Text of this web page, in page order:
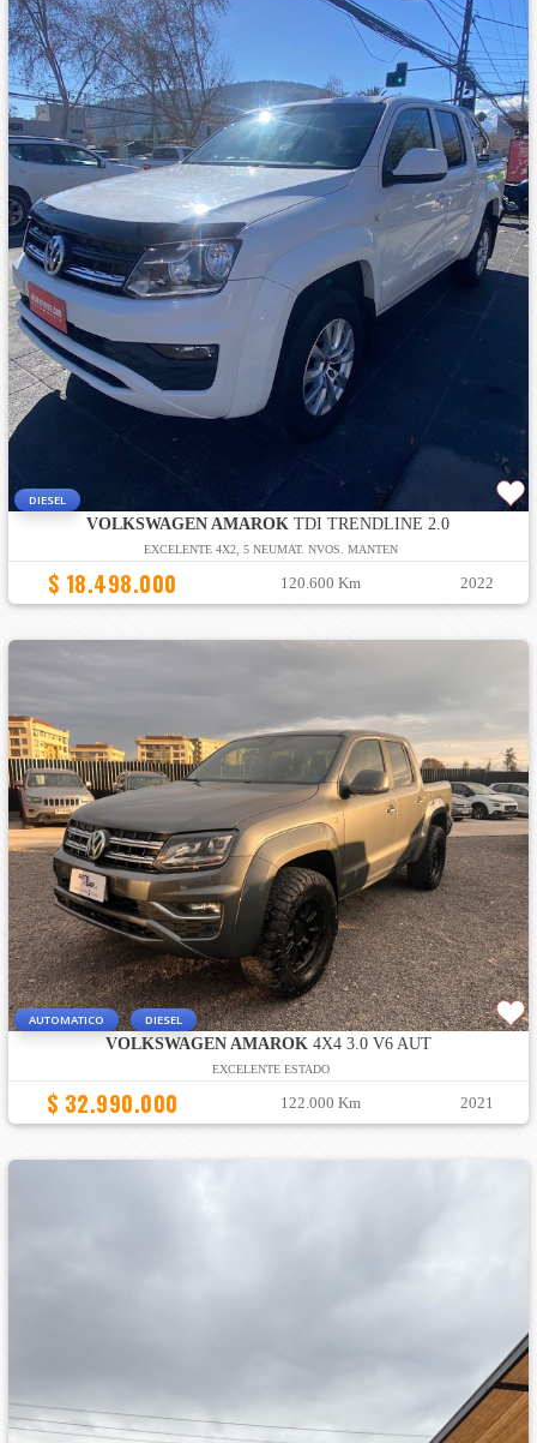
DIESEL
VOLKSWAGEN AMAROK TDI TRENDLINE 2.0
EXCELENTE 4X2, 5 NEUMAT. NVOS. MANTEN
$ 18.498.000 120.600 Km 2022
AUTOMATICO DIESEL
VOLKSWAGEN AMAROK 4X4 3.0 V6 AUT
EXCELENTE ESTADO
$ 32.990.000 122.000 Km 2021